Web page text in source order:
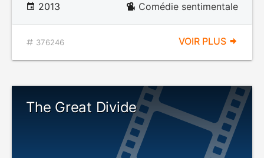
2013 Comédie sentimentale
376246 VOIR PLUS
The Great Divide